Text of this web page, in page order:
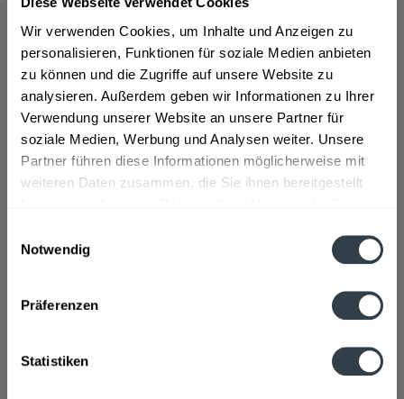
Wir verwenden Cookies, um Inhalte und Anzeigen zu
personalisieren, Funktionen für soziale Medien anbieten
zu können und die Zugriffe auf unsere Website zu
analysieren. Außerdem geben wir Informationen zu Ihrer
Verwendung unserer Website an unsere Partner für
soziale Medien, Werbung und Analysen weiter. Unsere
Partner führen diese Informationen möglicherweise mit
weiteren Daten zusammen, die Sie ihnen bereitgestellt
Notwendig
Präferenzen
Statistiken
"Monster Energy 12 x 0,5l"
Material:
Flaschengröße:
0,5 l
Fragen zum Artikel?
Weitere Artikel von Monster Energy
Zutaten und Allergene
Wasser, Zucker, Glukosesiup, Säuerungsmittel Zitronensäure,
Zitronensäure, Aromen, Kohlensäure, Taurin (0,4%),
Säureregulator Natriumcitrate, Panax Ginseng-Wurzelextrakt
Konservierungsstoffe (Sorbinsäure, Benzoesäure), Farbstoff
(Anthocyane E163), Vitaminmischung (Rioflavin,
Glucuronolacton, Guaranasamenextrakt (0,002%), Inosit